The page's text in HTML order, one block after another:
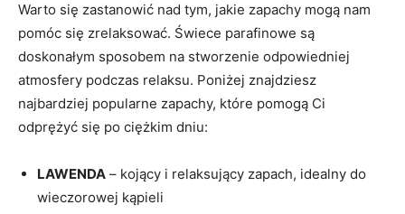
Warto się zastanowić nad tym, ‌jakie zapachy⁤ mogą nam
pomóc się zrelaksować. Świece parafinowe są
doskonałym sposobem na stworzenie odpowiedniej
atmosfery podczas relaksu.‌ Poniżej znajdziesz
najbardziej popularne zapachy, które pomogą Ci
odprężyć się po ciężkim dniu:
LAWENDA – kojący i relaksujący zapach,⁢ idealny do
wieczorowej kąpieli